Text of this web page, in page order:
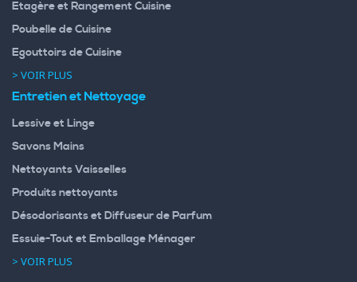
Etagère et Rangement Cuisine
Poubelle de Cuisine
Egouttoirs de Cuisine
> VOIR PLUS
Entretien et Nettoyage
Lessive et Linge
Savons Mains
Nettoyants Vaisselles
Produits nettoyants
Désodorisants et Diffuseur de Parfum
Essuie-Tout et Emballage Ménager
> VOIR PLUS